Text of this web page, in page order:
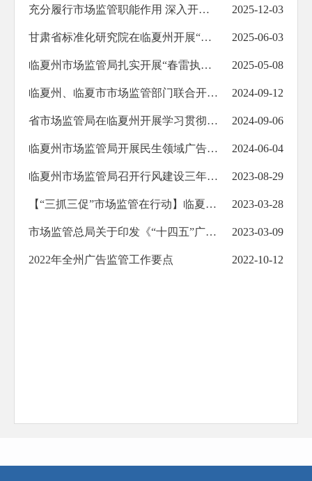
充分履行市场监管职能作用 深入开展风险隐患排查治理 ——临夏州市场监管局医疗器械监管工作综述 2025-12-03
甘肃省标准化研究院在临夏州开展“陇字号”品牌资源普查暨标准化进基层巡讲 2025-06-03
临夏州市场监管局扎实开展“春雷执法行动” 2025-05-08
临夏州、临夏市市场监管部门联合开展“质量月”“个体工商户服务月”“药品安全宣传周”“公平竞争政策宣传周”现场宣传服务活动 2024-09-12
省市场监管局在临夏州开展学习贯彻党的二十届三中全会精神进非公企业专题宣讲和个体工商户服务月“三送一解”走访活动 2024-09-06
临夏州市场监管局开展民生领域广告监管专项整治行动 2024-06-04
临夏州市场监管局召开行风建设三年攻坚专项行动推进会 2023-08-29
【“三抓三促”市场监管在行动】临夏州扎实推进医美行业突出问题专项治理工作 2023-03-28
市场监管总局关于印发《“十四五”广告产业发展规划》的通知 2023-03-09
2022年全州广告监管工作要点 2022-10-12